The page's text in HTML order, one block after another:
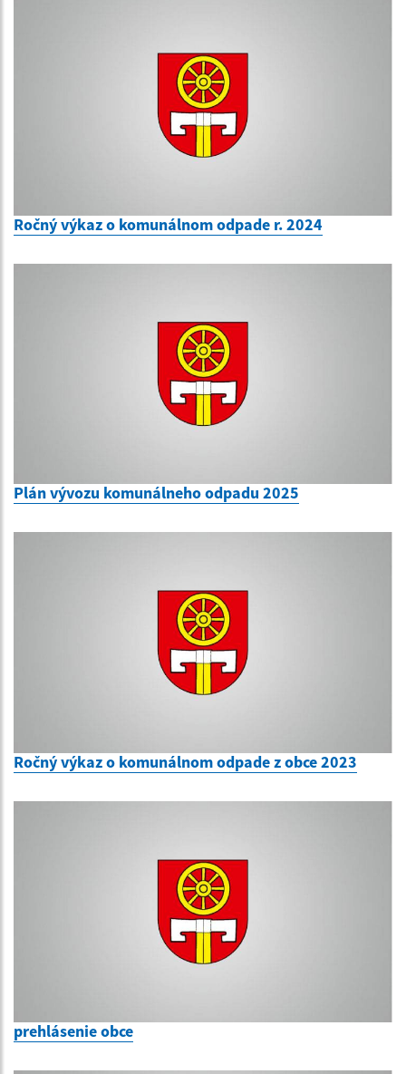
Ročný výkaz o komunálnom odpade r. 2024
Plán vývozu komunálneho odpadu 2025
Ročný výkaz o komunálnom odpade z obce 2023
prehlásenie obce